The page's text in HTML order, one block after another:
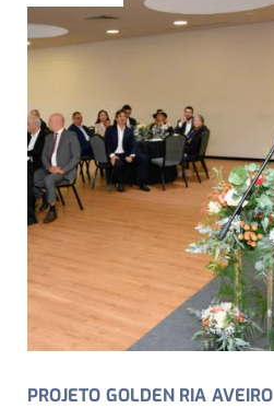
PROJETO GOLDEN RIA AVEIRO